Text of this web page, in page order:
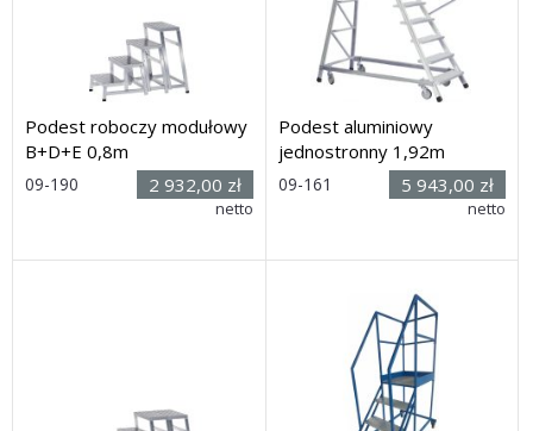
Podest roboczy modułowy
B+D+E 0,8m
09-190 2 932,00 zł
netto
Podest aluminiowy
jednostronny 1,92m
09-161 5 943,00 zł
netto